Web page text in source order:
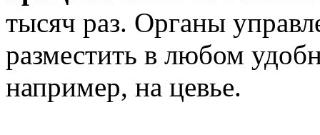
тысяч раз. Органы
разместить в любом
например, на цевье.